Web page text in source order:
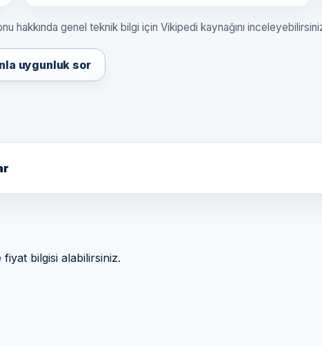
hakkında genel teknik bilgi için Vikipedi kaynağını
uygunluk sor
bilgisi alabilirsiniz.